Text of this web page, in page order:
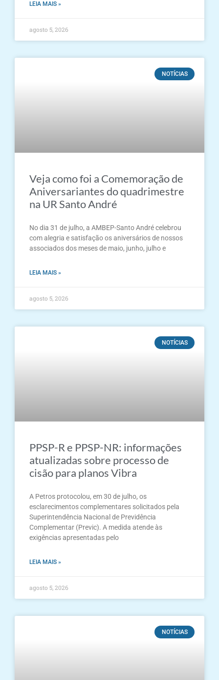
LEIA MAIS »
agosto 5, 2026
NOTÍCIAS
Veja como foi a Comemoração de
Aniversariantes do quadrimestre
na UR Santo André
No dia 31 de julho, a AMBEP-Santo André celebrou
com alegria e satisfação os aniversários de nossos
associados dos meses de maio, junho, julho e
LEIA MAIS »
agosto 5, 2026
NOTÍCIAS
PPSP-R e PPSP-NR: informações
atualizadas sobre processo de
cisão para planos Vibra
A Petros protocolou, em 30 de julho, os
esclarecimentos complementares solicitados pela
Superintendência Nacional de Previdência
Complementar (Previc). A medida atende às
exigências apresentadas pelo
LEIA MAIS »
agosto 5, 2026
NOTÍCIAS